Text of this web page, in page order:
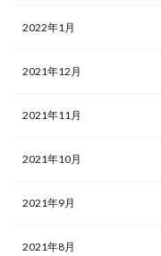
2022年1月
2021年12月
2021年11月
2021年10月
2021年9月
2021年8月